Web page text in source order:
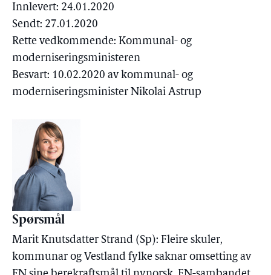
Innlevert: 24.01.2020
Sendt: 27.01.2020
Rette vedkommende: Kommunal- og
moderniseringsministeren
Besvart: 10.02.2020 av kommunal- og
moderniseringsminister Nikolai Astrup
Spørsmål
Marit Knutsdatter Strand (Sp): Fleire skuler,
kommunar og Vestland fylke saknar omsetting av